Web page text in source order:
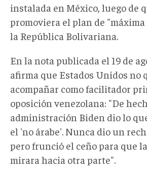
instalada en México, luego de
promoviera el plan de
la República Bolivariana.
En la nota publicada el 19 de
afirma que Estados Unidos no
acompañar como facilitador
oposición venezolana: "De
administración Biden dio lo
el 'no árabe'. Nunca dio un
pero frunció el ceño para que
mirara hacia otra parte".